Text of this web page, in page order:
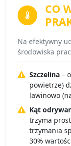
CO
Na efektywny
środowiska
Szczelina –
powietrze)
lawinowo
Kąt
trzyma
trzymania
30%